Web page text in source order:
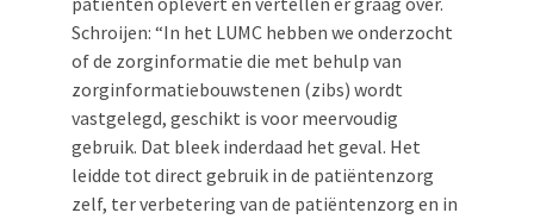
Schroijen: “In het LUMC hebben we onderzocht
of de zorginformatie die met behulp van
zorginformatiebouwstenen (zibs) wordt
vastgelegd, geschikt is voor meervoudig
gebruik. Dat bleek inderdaad het geval. Het
leidde tot direct gebruik in de patiëntenzorg
zelf, ter verbetering van de patiëntenzorg en in